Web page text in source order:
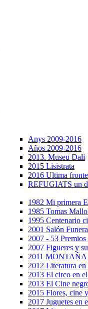
Anys 2009-2016
Años 2009-2016
2013. Museu Dali
2015 Lisistrata
2016 Ultima
REFUGIATS un
1982 Mi primera
1985 Tomas
1995 Centenario
2001 Salón
2007 - 53 Premios
2007 Figueres y
2011 MONTAÑA
2012 Literatura en
2013 El circo en
2013 El Cine
2015 Flores, cine
2017 Juguetes en